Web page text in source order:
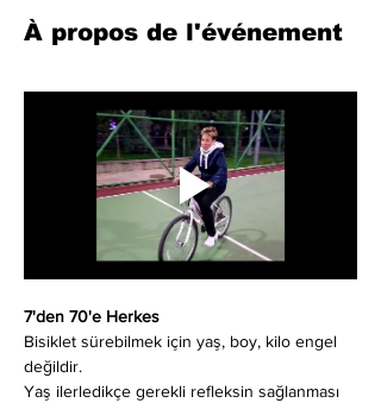
À propos de l'événement
7'den 70'e Herkes
Bisiklet sürebilmek için yaş, boy, kilo engel
değildir.
Yaş ilerledikçe gerekli refleksin sağlanması